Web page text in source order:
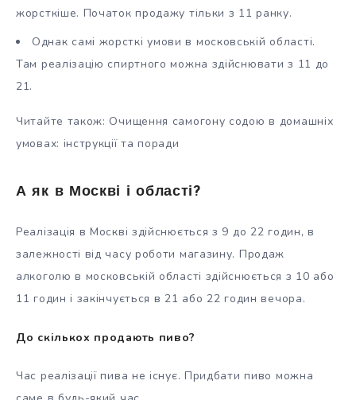
жорсткіше. Початок продажу тільки з 11 ранку.
Однак самі жорсткі умови в московській області.
Там реалізацію спиртного можна здійснювати з 11 до
21.
Читайте також: Очищення самогону содою в домашніх
умовах: інструкції та поради
А як в Москві і області?
Реалізація в Москві здійснюється з 9 до 22 годин, в
залежності від часу роботи магазину. Продаж
алкоголю в московській області здійснюється з 10 або
11 годин і закінчується в 21 або 22 годин вечора.
До скількох продають пиво?
Час реалізації пива не існує. Придбати пиво можна